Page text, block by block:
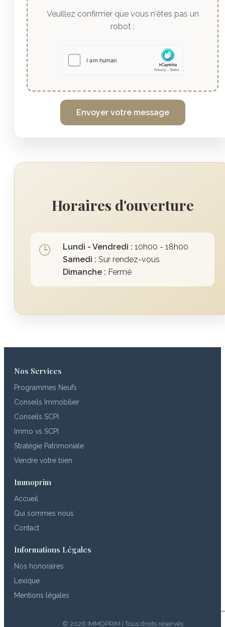
Veuillez confirmer que vous n'êtes pas un
robot :
Envoyer votre message
Horaires d'ouverture
🕒 Lundi - Vendredi : 10h00 - 18h00
Samedi : Sur rendez-vous
Dimanche : Fermé
Nos Services
Programmes Neufs
Conseils Immobilier
Conseils SCPI
Immo vs SCPI
Stratégie Patrimoniale
Vendre votre bien
Immoprim
Accueil
Qui sommes nous
Contact
Informations Légales
Nos honoraires
Lexique
Mentions légales
© 2026 IMMOPRIM | Tous droits réservés